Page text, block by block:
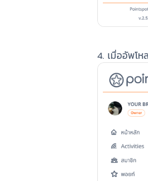
4. เมื่ออัพโ